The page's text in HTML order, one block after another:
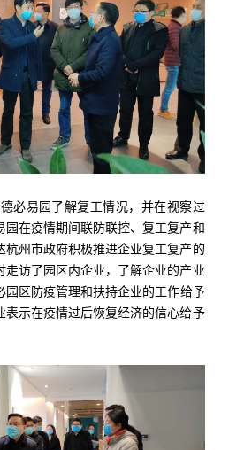
德必易园 了解复工情况，并在视察过
园在疫情期间联防联控、复工复产和
杭州市政府积极推进企业复工复产的
走访了园区内企业，了解企业的产业
园区 防疫管理和扶持企业的工作给予
表示在疫情过后恢复经济的信心给予